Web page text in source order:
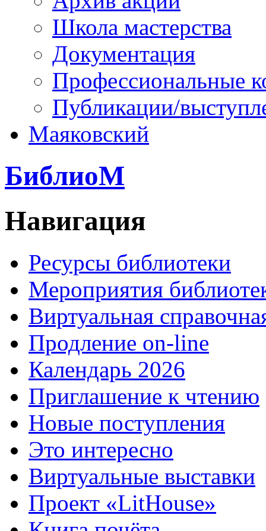
Школа мастерства
Документация
Профессиональные
Публикации/
Маяковский
БиблиоМ
Навигация
Ресурсы библиотеки
Мероприятия
Виртуальная
Продление on-line
Календарь 2026
Приглашение к чтению
Новые поступления
Это интересно
Виртуальные выставки
Проект «LitHouse»